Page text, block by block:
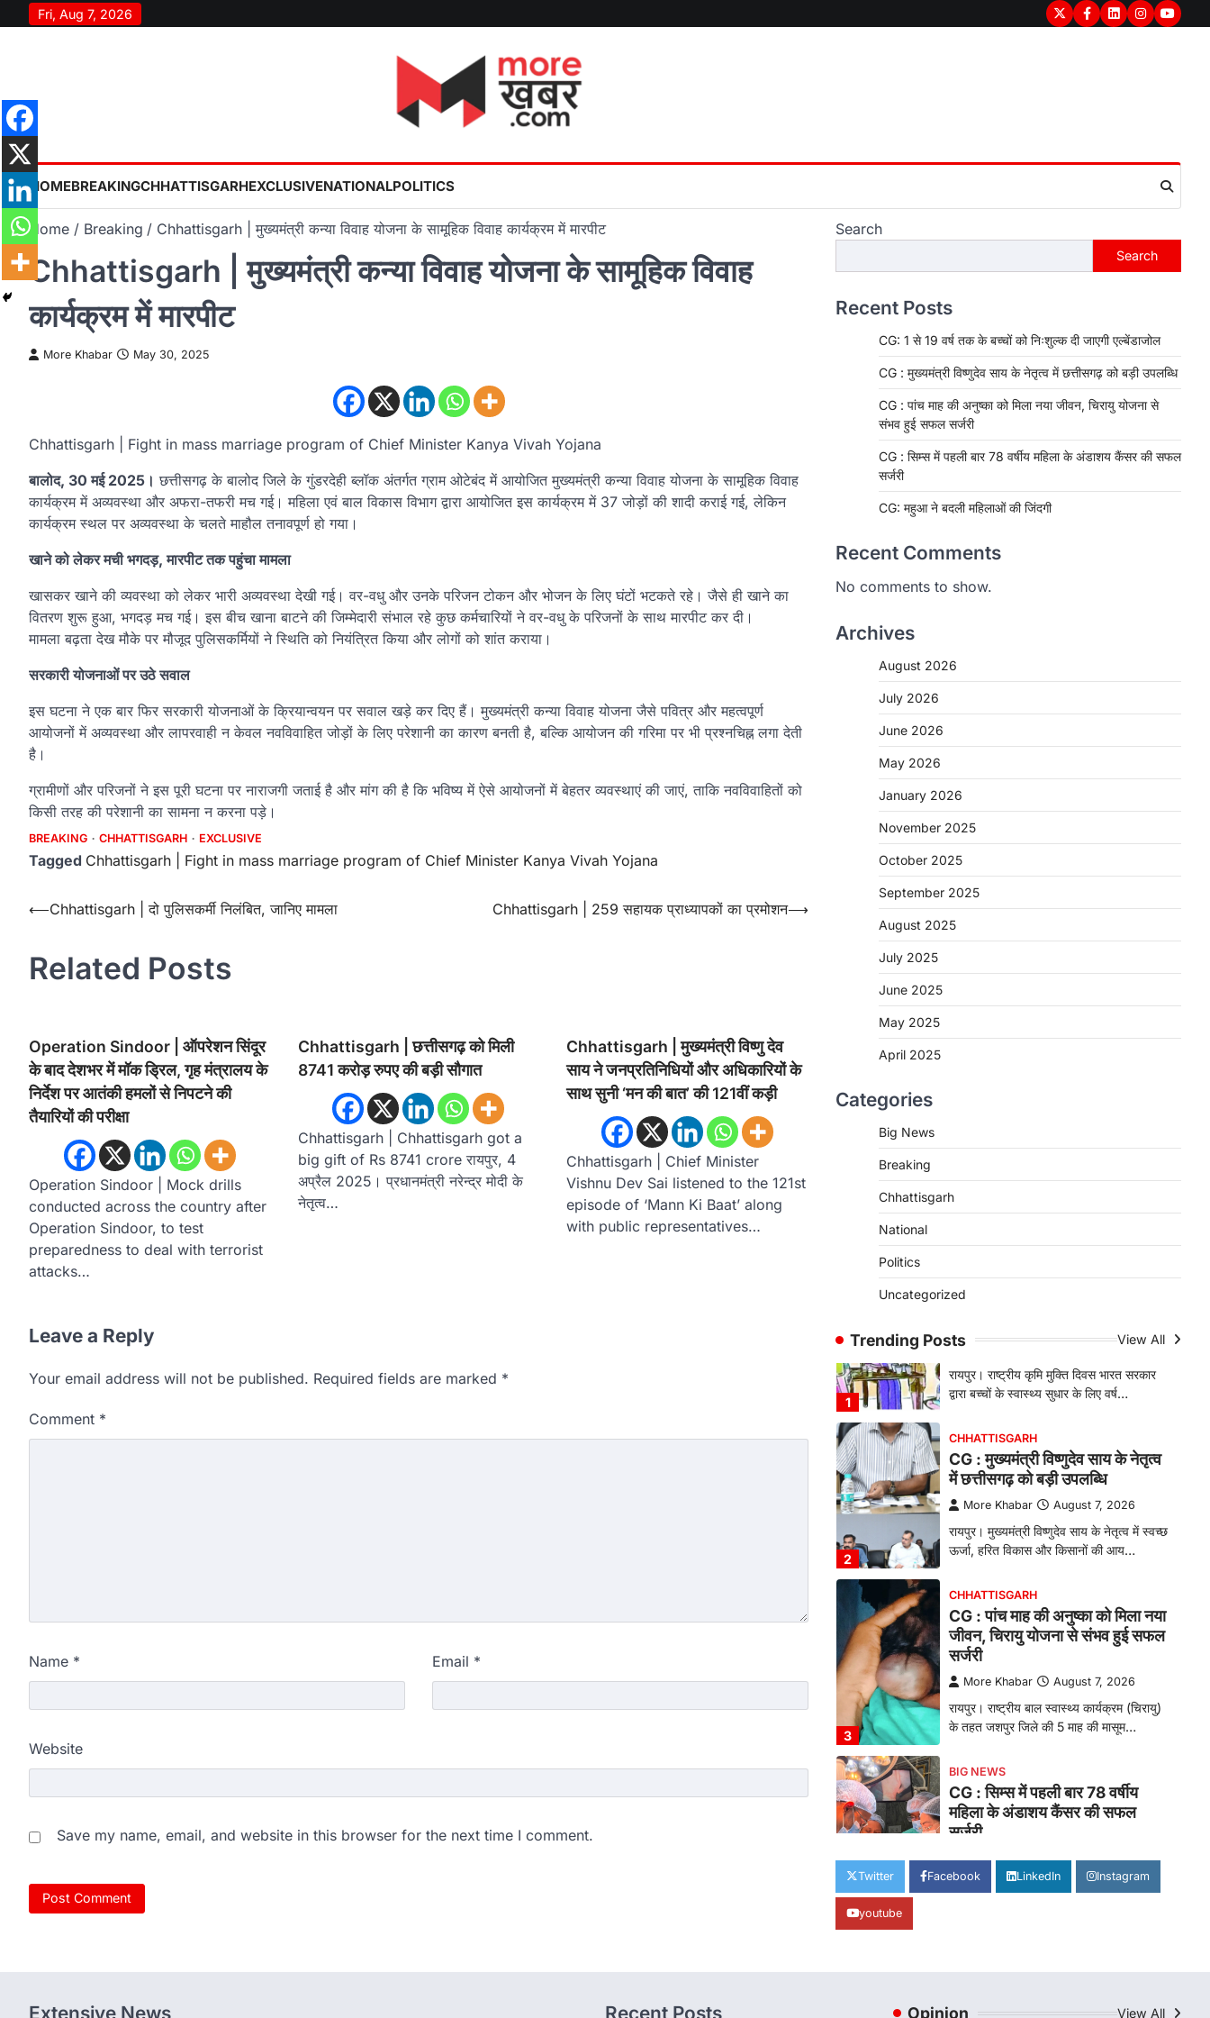
to
Fri, Aug 7, 2026
TwitterFacebook
LinkedInInstagram
HOMEBREAKINGCHHATTISGARHEXCLUSIVENATIONALPOLITICS
Home Breaking Chhattisgarh | मुख्यमंत्री कन्या विवाह योजना के सामूहिक विवाह कार्यक्रम में मारपीट
Chhattisgarh | मुख्यमंत्री कन्या विवाह योजना के सामूहिक विवाह
कार्यक्रम में मारपीट
More Khabar May 30, 2025
Chhattisgarh | Fight in mass marriage program of Chief Minister Kanya Vivah Yojana
बालोद, 30 मई 2025। छत्तीसगढ़ के बालोद जिले के गुंडरदेही ब्लॉक अंतर्गत ग्राम ओटेबंद में आयोजित मुख्यमंत्री कन्या विवाह योजना के सामूहिक विवाह
कार्यक्रम में अव्यवस्था और अफरा-तफरी मच गई। महिला एवं बाल विकास विभाग द्वारा आयोजित इस कार्यक्रम में 37 जोड़ों की शादी कराई गई, लेकिन
कार्यक्रम स्थल पर अव्यवस्था के चलते माहौल तनावपूर्ण हो गया।
खाने को लेकर मची भगदड़, मारपीट तक पहुंचा मामला
खासकर खाने की व्यवस्था को लेकर भारी अव्यवस्था देखी गई। वर-वधु और उनके परिजन टोकन और भोजन के लिए घंटों भटकते रहे। जैसे ही खाने का
वितरण शुरू हुआ, भगदड़ मच गई। इस बीच खाना बाटने की जिम्मेदारी संभाल रहे कुछ कर्मचारियों ने वर-वधु के परिजनों के साथ मारपीट कर दी।
मामला बढ़ता देख मौके पर मौजूद पुलिसकर्मियों ने स्थिति को नियंत्रित किया और लोगों को शांत कराया।
सरकारी योजनाओं पर उठे सवाल
इस घटना ने एक बार फिर सरकारी योजनाओं के क्रियान्वयन पर सवाल खड़े कर दिए हैं। मुख्यमंत्री कन्या विवाह योजना जैसे पवित्र और महत्वपूर्ण
आयोजनों में अव्यवस्था और लापरवाही न केवल नवविवाहित जोड़ों के लिए परेशानी का कारण बनती है, बल्कि आयोजन की गरिमा पर भी प्रश्नचिह्न लगा देती
है।
ग्रामीणों और परिजनों ने इस पूरी घटना पर नाराजगी जताई है और मांग की है कि भविष्य में ऐसे आयोजनों में बेहतर व्यवस्थाएं की जाएं, ताकि नवविवाहितों को
किसी तरह की परेशानी का सामना न करना पड़े।
BREAKING CHHATTISGARH EXCLUSIVE
Tagged Chhattisgarh | Fight in mass marriage program of Chief Minister Kanya Vivah Yojana
Post
⟵Chhattisgarh | दो पुलिसकर्मी निलंबित, जानिए मामला Chhattisgarh | 259 सहायक प्राध्यापकों का प्रमोशन⟶
Related Posts
Operation Sindoor | ऑपरेशन सिंदूर
के बाद देशभर में मॉक ड्रिल, गृह मंत्रालय के
निर्देश पर आतंकी हमलों से निपटने की
तैयारियों की परीक्षा
Operation Sindoor | Mock drills
conducted across the country after
Operation Sindoor, to test
preparedness to deal with terrorist
attacks…
Chhattisgarh | छत्तीसगढ़ को मिली
8741 करोड़ रुपए की बड़ी सौगात
Chhattisgarh | Chhattisgarh got a
big gift of Rs 8741 crore रायपुर, 4
अप्रैल 2025। प्रधानमंत्री नरेन्द्र मोदी के
नेतृत्व…
Chhattisgarh | मुख्यमंत्री विष्णु देव
साय ने जनप्रतिनिधियों और अधिकारियों के
साथ सुनी ‘मन की बात’ की 121वीं कड़ी
Chhattisgarh | Chief Minister
Vishnu Dev Sai listened to the 121st
episode of ‘Mann Ki Baat’ along
with public representatives…
Leave a Reply
Your email address will not be published. Required fields are marked *
Comment *
Name * Email *
Website
Save my name, email, and website in this browser for the next time I comment.
Search
Search
Recent Posts
CG: 1 से 19 वर्ष तक के बच्चों को निःशुल्क दी जाएगी एल्बेंडाजोल
CG : मुख्यमंत्री विष्णुदेव साय के नेतृत्व में छत्तीसगढ़ को बड़ी उपलब्धि
CG : पांच माह की अनुष्का को मिला नया जीवन, चिरायु योजना से
संभव हुई सफल सर्जरी
CG : सिम्स में पहली बार 78 वर्षीय महिला के अंडाशय कैंसर की सफल
सर्जरी
CG: महुआ ने बदली महिलाओं की जिंदगी
Recent Comments
No comments to show.
Archives
August 2026
July 2026
June 2026
May 2026
January 2026
November 2025
October 2025
September 2025
August 2025
July 2025
June 2025
May 2025
April 2025
Categories
Big News
Breaking
Chhattisgarh
National
Politics
Uncategorized
Trending Posts View All
में छत्तीसगढ़ को बड़ी उपलब्धि
More Khabar
रायपुर। मुख्यमंत्री विष्णुदेव साय के नेतृत्व में स्वच्छ
ऊर्जा, हरित विकास और किसानों की आय…
CHHATTISGARH
CG : पांच माह की अनुष्का को मिला नया
सर्जरी
के तहत जशपुर जिले की 5 माह की मासूम…
सर्जरी
रायपुर। छत्तीसगढ़ आयुर्विज्ञान संस्थान (सिम्स),
बिलासपुर के स्त्री एवं प्रसूति रोग विभाग के विशेषज्ञ
1
CHHATTISGARH
CG: 1 से 19 वर्ष तक के बच्चों को
More Khabar August 7, 2026
रायपुर। राष्ट्रीय कृमि मुक्ति दिवस भारत सरकार
द्वारा बच्चों के स्वास्थ्य सुधार के लिए वर्ष…
2
CHHATTISGARH
CG : मुख्यमंत्री विष्णुदेव साय के नेतृत्व
में छत्तीसगढ़ को बड़ी उपलब्धि
More Khabar August 7, 2026
रायपुर। मुख्यमंत्री विष्णुदेव साय के नेतृत्व में स्वच्छ
ऊर्जा, हरित विकास और किसानों की आय…
3
CHHATTISGARH
CG : पांच माह की अनुष्का को मिला नया
जीवन, चिरायु योजना से संभव हुई सफल
सर्जरी
More Khabar August 7, 2026
रायपुर। राष्ट्रीय बाल स्वास्थ्य कार्यक्रम (चिरायु)
के तहत जशपुर जिले की 5 माह की मासूम…
4
BIG NEWS
CG : सिम्स में पहली बार 78 वर्षीय
महिला के अंडाशय कैंसर की सफल
सर्जरी
More Khabar August 7, 2026
रायपुर। छत्तीसगढ़ आयुर्विज्ञान संस्थान (सिम्स),
निःशुल्क दी जाएगी एल्बेंडाजोल
Twitter Facebook LinkedIn Instagram
youtube
Extensive News Recent Posts Opinion View All